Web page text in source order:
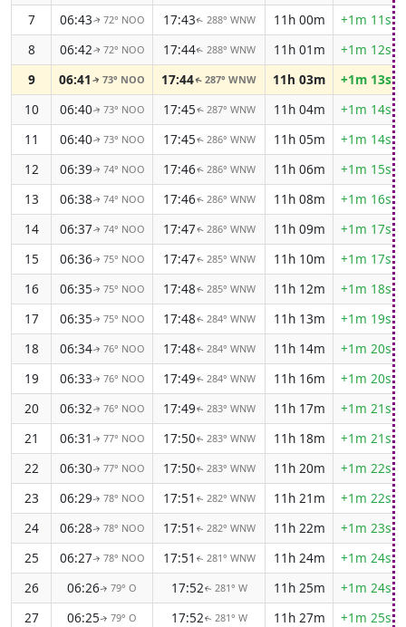
7
06:43↑ 72° NOO 17:43↑ 288° WNW 11h 00m
+1m 11s
8
06:42↑ 72° NOO 17:44↑ 288° WNW 11h 01m
+1m 12s
9
06:41 ↑73° NOO 17:44↑287° WNW 11h 03m
+1m 13s
10
06:40↑ 73° NOO 17:45↑ 287° WNW 11h 04m
+1m 14s
11
06:40↑ 73° NOO 17:45↑ 286° WNW 11h 05m
+1m 14s
12
06:39↑ 74° NOO 17:46↑ 286° WNW 11h 06m
+1m 15s
13
06:38↑ 74° NOO 17:46↑ 286° WNW 11h 08m
+1m 16s
14
06:37↑ 74° NOO 17:47↑ 286° WNW 11h 09m
+1m 17s
15
06:36↑ 75° NOO 17:47↑ 285° WNW 11h 10m
+1m 17s
16
06:35↑ 75° NOO 17:48↑ 285° WNW 11h 12m
+1m 18s
17
06:35↑ 75° NOO 17:48↑ 284° WNW 11h 13m
+1m 19s
18
06:34↑ 76° NOO 17:48↑ 284° WNW 11h 14m
+1m 20s
19
06:33↑ 76° NOO 17:49↑ 284° WNW 11h 16m
+1m 20s
20
06:32↑ 76° NOO 17:49↑ 283° WNW 11h 17m
+1m 21s
21
06:31 ↑ 77° NOO 17:50↑ 283° WNW 11h 18m
+1m 21s
22
06:30↑ 77° NOO 17:50↑ 283° WNW 11h 20m
+1m 22s
23
06:29↑ 78° NOO 17:51 ↑ 282° WNW 11h 21m
+1m 22s
24
06:28↑ 78° NOO 17:51 ↑ 282° WNW 11h 22m
+1m 23s
25
06:27↑ 78° NOO 17:51 ↑ 281° WNW 11h 24m
+1m 24s
26
06:26↑ 79° O 17:52↑ 281° W 11h 25m
+1m 24s
27
06:25↑ 79° O 17:52↑ 281° W 11h 27m
+1m 25s